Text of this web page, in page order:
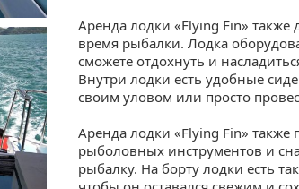
Аренда лодки «Flying Fin» также
время рыбалки. Лодка
сможете отдохнуть и
Внутри лодки есть удобные
своим уловом или просто
Аренда лодки «Flying Fin» также
рыболовных инструментов и
рыбалку. На борту лодки есть